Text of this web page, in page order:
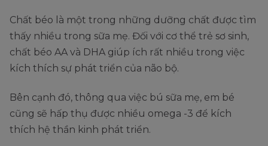
Chất béo là một trong những dưỡng chất được tìm
thấy nhiều trong sữa mẹ. Đối với cơ thể trẻ sơ sinh,
chất béo AA và DHA giúp ích rất nhiều trong việc
kích thích sự phát triển của não bộ.
Bên cạnh đó, thông qua việc bú sữa mẹ, em bé
cũng sẽ hấp thụ được nhiều omega -3 để kích
thích hệ thần kinh phát triển.